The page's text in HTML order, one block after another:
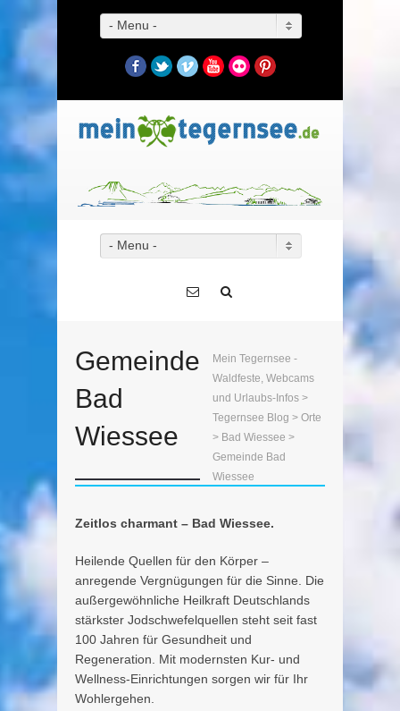
- Menu -
Facebook
TwitterVimeoYouTube
FlickrPinterest
- Menu -
Gemeinde
Bad
Wiessee
Mein Tegernsee -
Waldfeste, Webcams
und Urlaubs-Infos >
Tegernsee Blog > Orte
> Bad Wiessee >
Gemeinde Bad
Wiessee
Zeitlos charmant – Bad Wiessee.
Heilende Quellen für den Körper –
anregende Vergnügungen für die Sinne. Die
außergewöhnliche Heilkraft Deutschlands
stärkster Jodschwefelquellen steht seit fast
100 Jahren für Gesundheit und
Regeneration. Mit modernsten Kur- und
Wellness-Einrichtungen sorgen wir für Ihr
Wohlergehen.